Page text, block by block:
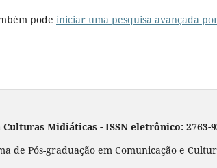
pode iniciar uma pesquisa avançada
Culturas Midiáticas - ISSN eletrônico: 2763-
de Pós-graduação em Comunicação e